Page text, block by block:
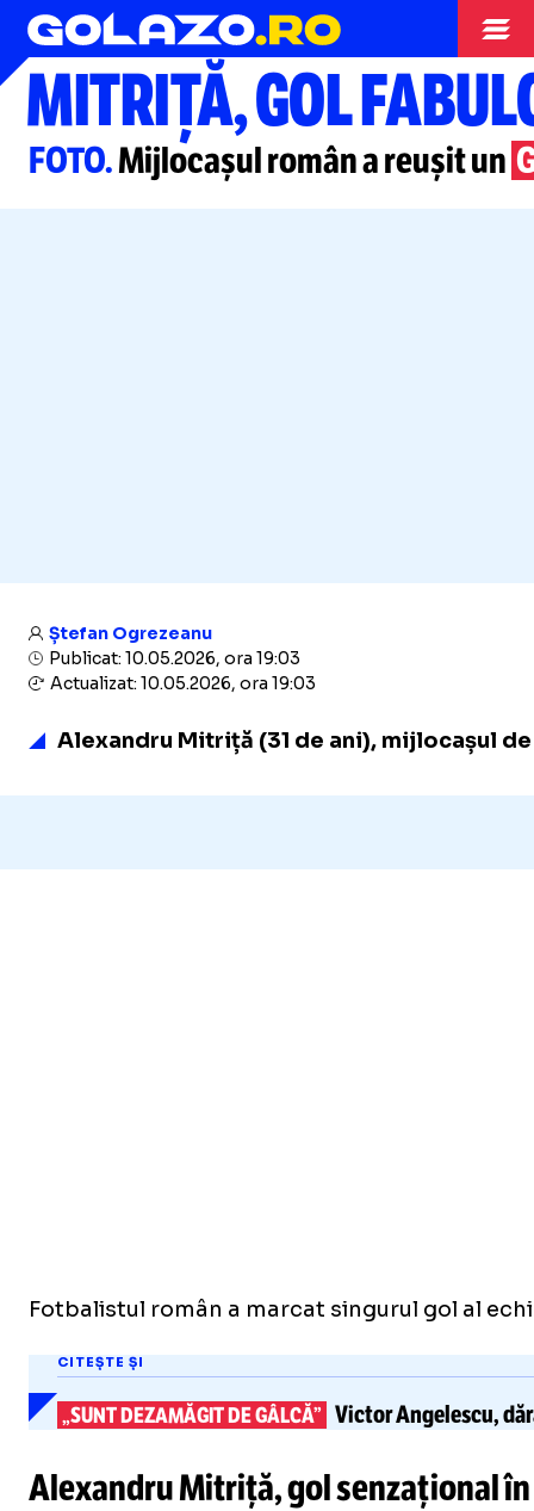
Stranieri
MITRIȚĂ, GOL
FOTO.Mijlocașul român a reușit un
Ștefan Ogrezeanu
Publicat: 10.05.2026, ora 19:03
Actualizat: 10.05.2026, ora 19:03
Alexandru Mitriță (31 de ani), mijlocașul
Fotbalistul român a marcat singurul gol al
CITEȘTE ȘI
„SUNT DEZAMĂGIT DE GÂLCĂ” Victor Angelescu,
Alexandru Mitriță, gol senzațional